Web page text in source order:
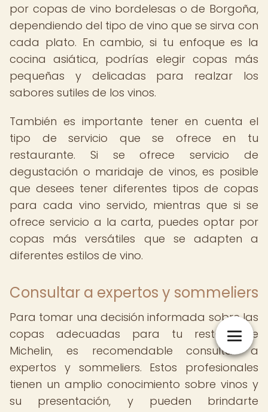
por copas de vino bordelesas o de Borgoña,
dependiendo del tipo de vino que se sirva con
cada plato. En cambio, si tu enfoque es la
cocina asiática, podrías elegir copas más
pequeñas y delicadas para realzar los
sabores sutiles de los vinos.
También es importante tener en cuenta el
tipo de servicio que se ofrece en tu
restaurante. Si se ofrece servicio de
degustación o maridaje de vinos, es posible
que desees tener diferentes tipos de copas
para cada vino servido, mientras que si se
ofrece servicio a la carta, puedes optar por
copas más versátiles que se adapten a
diferentes estilos de vino.
Consultar a expertos y sommeliers
Para tomar una decisión informada sobre las
copas adecuadas para tu restaurante
Michelin, es recomendable consultar a
expertos y sommeliers. Estos profesionales
tienen un amplio conocimiento sobre vinos y
su presentación, y pueden brindarte